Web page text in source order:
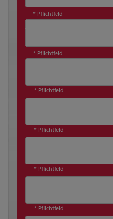
* Pflichtfeld
* Pflichtfeld
* Pflichtfeld
* Pflichtfeld
* Pflichtfeld
* Pflichtfeld